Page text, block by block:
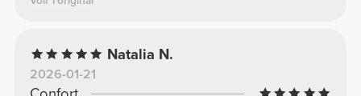
Natalia N.
2026-01-21